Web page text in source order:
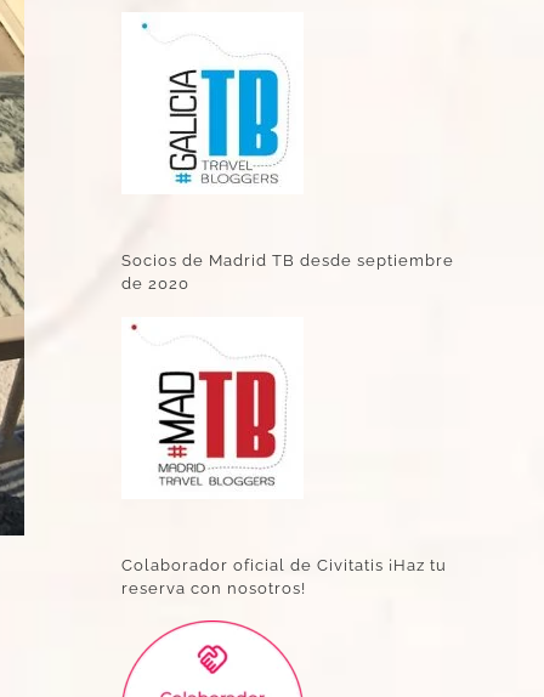
Socios de Madrid TB desde septiembre
de 2020
Colaborador oficial de Civitatis ¡Haz tu
reserva con nosotros!